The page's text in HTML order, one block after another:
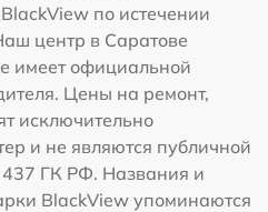
по истечении
центр в Саратове
имеет официальной
Цены на ремонт,
исключительно
и не являются публичной
437 ГК РФ. Названия и
BlackView упоминаются